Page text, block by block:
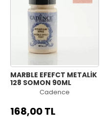
MARBLE EFEFCT METALİK
128 SOMON 90ML
Cadence
168,00 TL